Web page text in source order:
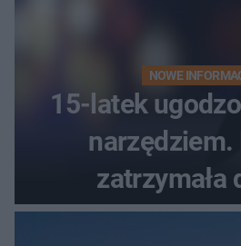
NOWE
15-latek
narzędziem.
zatrzymała